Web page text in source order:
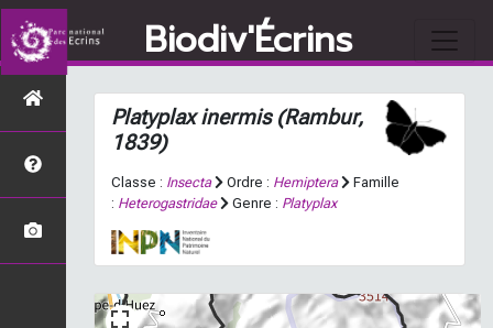
Biodiv'Écrins
Platyplax inermis(Rambur,
1839)
Classe : Insecta Ordre : Hemiptera
Famille
: Heterogastridae Genre : Platyplax